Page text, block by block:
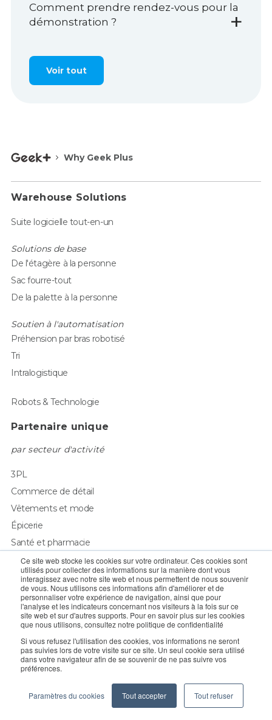
Ce site web stocke les cookies sur votre ordinateur. Ces cookies sont
utilisés pour collecter des informations sur la manière dont vous
interagissez avec notre site web et nous permettent de nous souvenir
de vous. Nous utilisons ces informations afin d'améliorer et de
personnaliser votre expérience de navigation, ainsi que pour
l'analyse et les indicateurs concernant nos visiteurs à la fois sur ce
site web et sur d'autres supports. Pour en savoir plus sur les cookies
que nous utilisons, consultez notre politique de confidentialité
Si vous refusez l'utilisation des cookies, vos informations ne seront
pas suivies lors de votre visite sur ce site. Un seul cookie sera utilisé
dans votre navigateur afin de se souvenir de ne pas suivre vos
préférences.
Paramètres du cookies Tout accepter Tout refuser
Comment prendre rendez-vous pour la
démonstration ?
+
Voir tout
Why Geek Plus
Warehouse Solutions
Suite logicielle tout-en-un
Solutions de base
De l'étagère à la personne
Sac fourre-tout
De la palette à la personne
Soutien à l'automatisation
Préhension par bras robotisé
Tri
Intralogistique
Robots & Technologie
Partenaire unique
par secteur d'activité
3PL
Commerce de détail
Vêtements et mode
Épicerie
Santé et pharmacie
Commerce électronique
Fabrication
Automobile
Électronique
Chaîne du froid
par scénario